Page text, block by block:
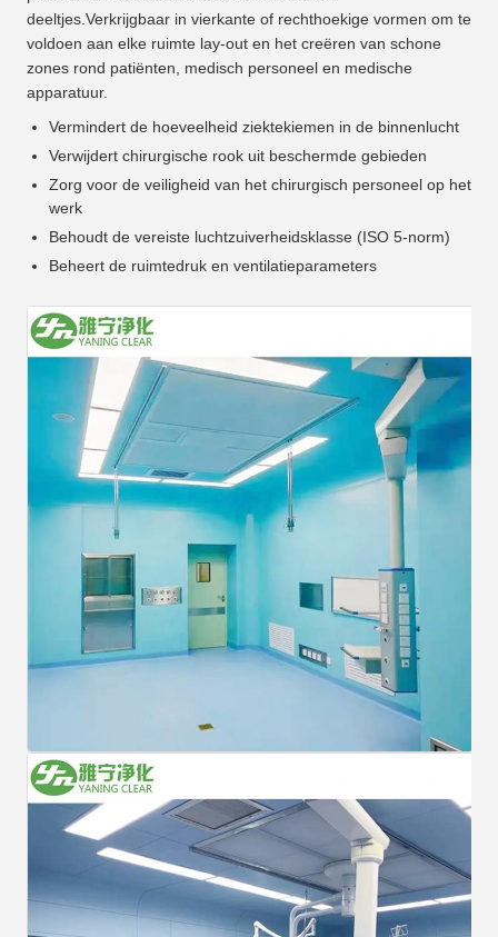
deeltjes.Verkrijgbaar in vierkante of rechthoekige vormen om te
voldoen aan elke ruimte lay-out en het creëren van schone
zones rond patiënten, medisch personeel en medische
apparatuur.
Vermindert de hoeveelheid ziektekiemen in de binnenlucht
Verwijdert chirurgische rook uit beschermde gebieden
Zorg voor de veiligheid van het chirurgisch personeel op het
werk
Behoudt de vereiste luchtzuiverheidsklasse (ISO 5-norm)
Beheert de ruimtedruk en ventilatieparameters